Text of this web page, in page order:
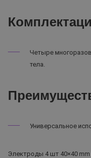
Четыре
тела.
Универсальное
Электроды 4 шт 40×40